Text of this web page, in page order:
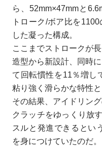
ら、52mm×47mmと
トローク/ボア比を
した凝った構成。
ここまでストロークが
造型から新設計、同時
て回転慣性を11％増し
粘り強く滑らかな特性と
その結果、アイドリン
クラッチをゆっくり放
スルと発進できるとい
を身につけていたのだ。